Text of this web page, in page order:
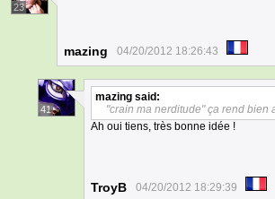
23
mazing 04/20/2012 18:26:43
41
mazing said:
"crain ma nerditude" ça rend bien
Ah oui tiens, très bonne idée !
TroyB 04/20/2012 18:29:39